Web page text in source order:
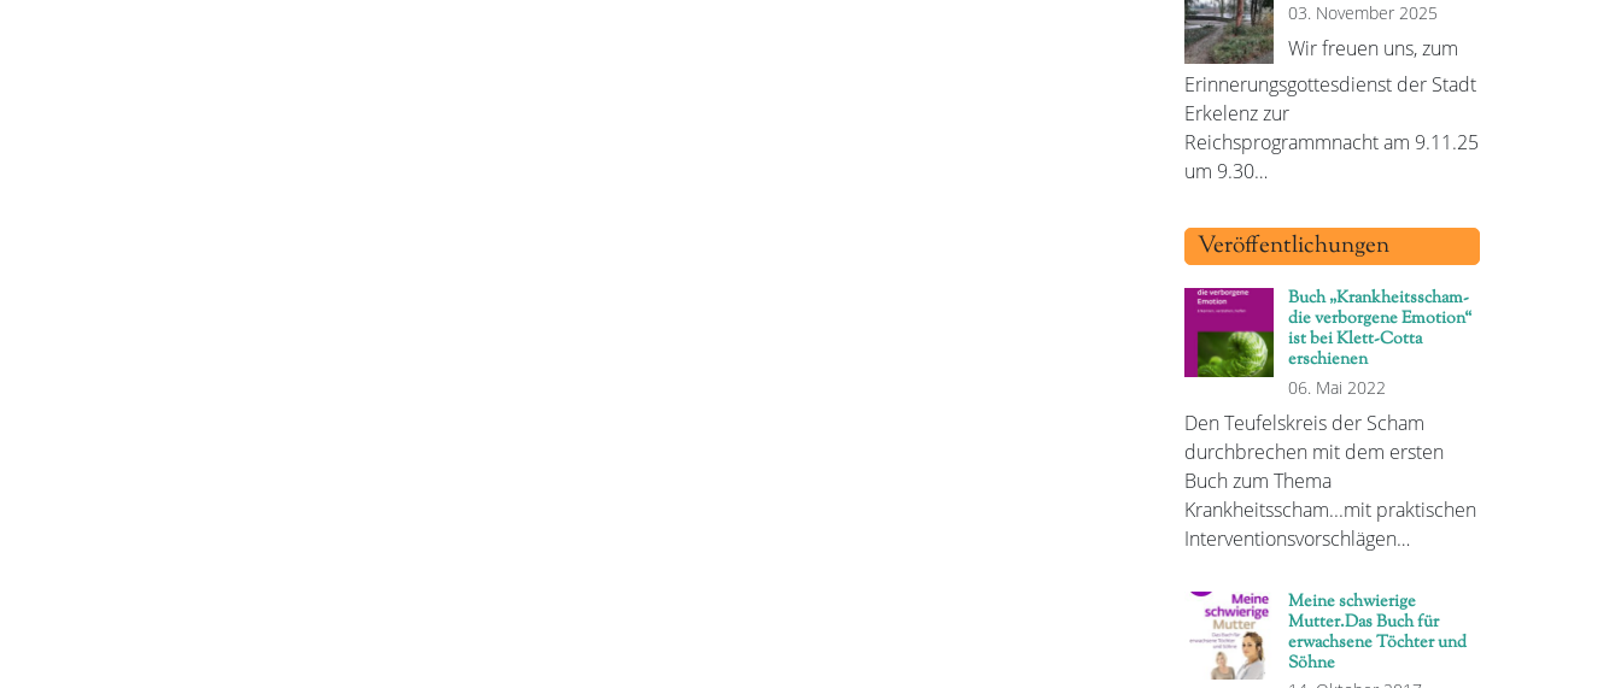
03. November 2025
Wir freuen uns, zum
Erinnerungsgottesdienst der Stadt
Erkelenz zur
Reichsprogrammnacht am 9.11.25
um 9.30…
Veröffentlichungen
Buch „Krankheitsscham-
die verborgene Emotion“
ist bei Klett-Cotta
erschienen
06. Mai 2022
Den Teufelskreis der Scham
durchbrechen mit dem ersten
Buch zum Thema
Krankheitsscham...mit praktischen
Interventionsvorschlägen…
Meine schwierige
Mutter.Das Buch für
erwachsene Töchter und
Söhne